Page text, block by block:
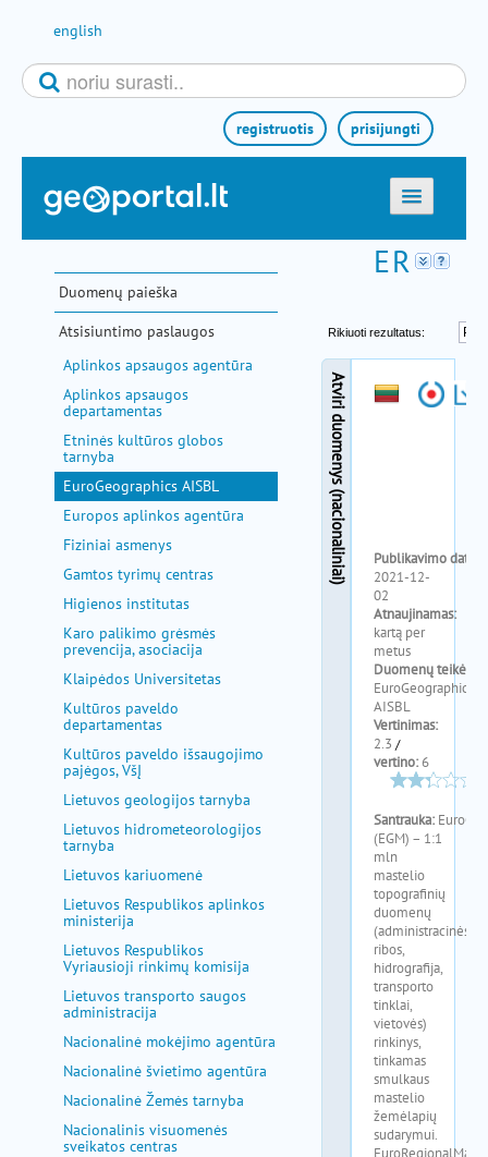
english
prisijungti
registruotis
titulinis
žemėlapiai
el. paslaugos
teminės sritys
aktualijos
metodinė informacija
Duomenų paieška
Atsisiuntimo paslaugos
Aplinkos apsaugos agentūra
Aplinkos apsaugos
departamentas
Etninės kultūros globos
tarnyba
EuroGeographics AISBL
Europos aplinkos agentūra
Fiziniai asmenys
Gamtos tyrimų centras
Higienos institutas
Karo palikimo grėsmės
prevencija, asociacija
Klaipėdos Universitetas
Kultūros paveldo
departamentas
Kultūros paveldo išsaugojimo
pajėgos, VšĮ
Lietuvos geologijos tarnyba
Lietuvos hidrometeorologijos
tarnyba
Lietuvos kariuomenė
Lietuvos Respublikos aplinkos
ministerija
Lietuvos Respublikos
Vyriausioji rinkimų komisija
Lietuvos transporto saugos
administracija
Nacionalinė mokėjimo agentūra
Nacionalinė švietimo agentūra
Nacionalinė Žemės tarnyba
Nacionalinis visuomenės
sveikatos centras